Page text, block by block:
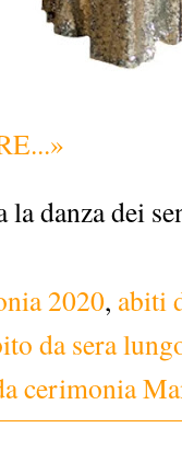
la danza dei
2020, abiti
da sera
cerimonia